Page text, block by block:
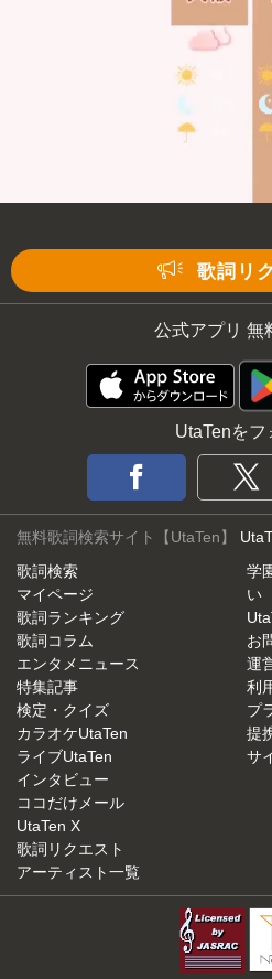
歌詞リ
公式アプリ 無
UtaTenをフ
無料歌詞検索サイト【UtaTen】
歌詞検索
マイページ
歌詞ランキング
歌詞コラム
エンタメニュース
特集記事
検定・クイズ
カラオケUtaTen
ライブUtaTen
インタビュー
ココだけメール
UtaTen X
歌詞リクエスト
アーティスト一覧
学
い
お
運
利
プ
提
サ